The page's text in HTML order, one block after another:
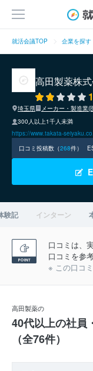
就活会議TOP 企業を探す
高田製薬株
埼玉県
メーカー・製造業(
300人以上1千人未満
https://www.takata-
口コミ投稿数（268件）
験記 インターン
口コミは、
口コミを参
※ この口コ
高田製薬の
40代以上の社員
（全76件）